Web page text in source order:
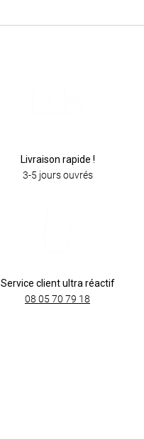
Livraison rapide !
3-5 jours ouvrés
Service client ultra réactif
08 05 70 79 18